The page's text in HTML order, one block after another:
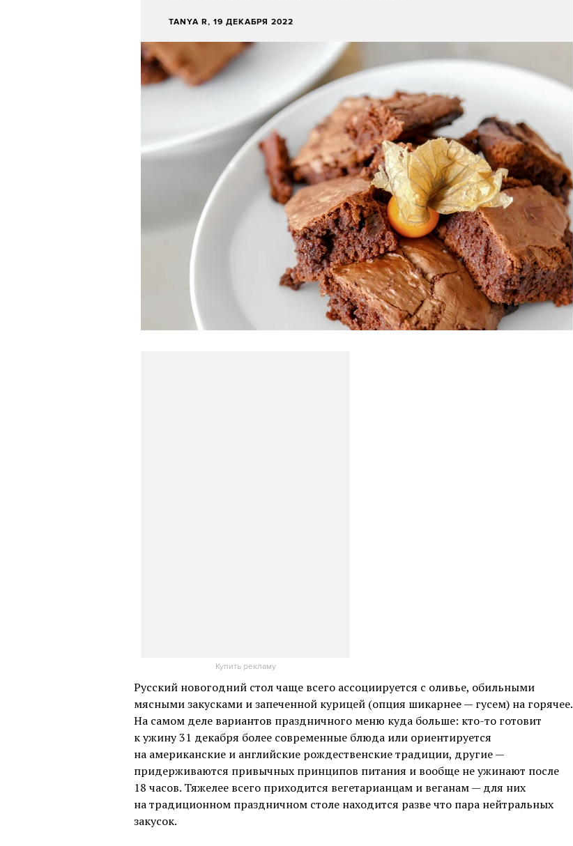
TANYA R, 19 ДЕКАБРЯ 2022
Купить рекламу
Русский новогодний стол чаще всего ассоциируется с оливье, обильными
мясными закусками и запеченной курицей (опция шикарнее — гусем) на горячее.
На самом деле вариантов праздничного меню куда больше: кто-то готовит
к ужину 31 декабря более современные блюда или ориентируется
на американские и английские рождественские традиции, другие —
придерживаются привычных принципов питания и вообще не ужинают после
18 часов. Тяжелее всего приходится вегетарианцам и веганам — для них
на традиционном праздничном столе находится разве что пара нейтральных
закусок.